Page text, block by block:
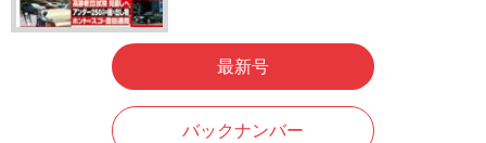
最新号
バックナンバー